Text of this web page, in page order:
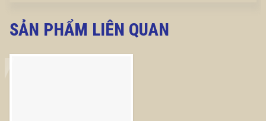
SẢN PHẨM LIÊN QUAN